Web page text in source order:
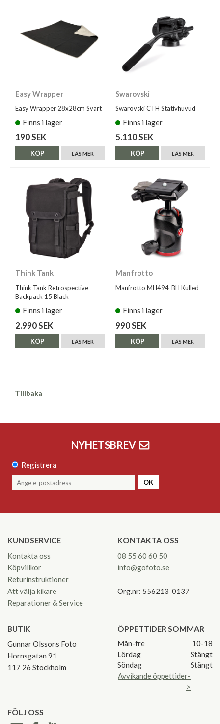
Easy Wrapper
Easy Wrapper 28x28cm Svart
Finns i lager
190 SEK
LÄS MER
KÖP
Swarovski
Swarovski CTH Stativhuvud
Finns i lager
5.110 SEK
LÄS MER
KÖP
Think Tank
Think Tank Retrospective
Backpack 15 Black
Finns i lager
2.990 SEK
LÄS MER
KÖP
Manfrotto
Manfrotto MH494-BH Kulled
Finns i lager
990 SEK
LÄS MER
KÖP
Tillbaka
NYHETSBREV
Registrera
OK
KUNDSERVICE
Kontakta oss
Köpvillkor
Returinstruktioner
Att välja kikare
Reparationer & Service
KONTAKTA OSS
08 55 60 60 50
info@gofoto.se
Org.nr: 556213-0137
BUTIK
Gunnar Olssons Foto
Hornsgatan 91
117 26 Stockholm
ÖPPETTIDER SOMMAR
Mån-fre
10-18
Lördag
Stängt
Söndag
Stängt
Avvikande öppettider-
>
FÖLJ OSS